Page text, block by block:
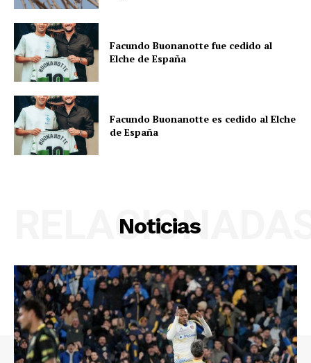
Facundo Buonanotte fue cedido al
Elche de España
Facundo Buonanotte es cedido al Elche
de España
Noticias